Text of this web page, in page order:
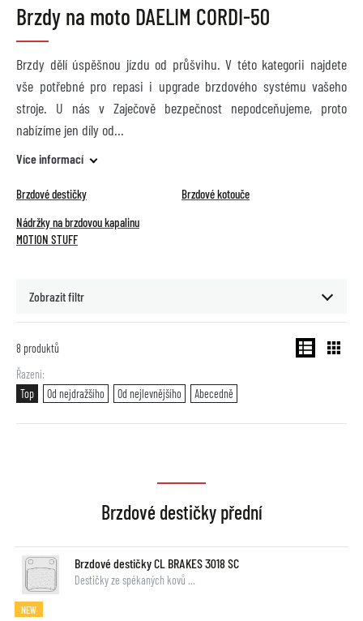
Brzdy na moto DAELIM CORDI-50
Brzdy dělí úspěšnou jízdu od průšvihu. V této kategorii najdete
vše potřebné pro repasi i upgrade brzdového systému vašeho
stroje. U nás v Zaječově bezpečnost nepodceňujeme, proto
nabízíme jen díly od
Více informací
Brzdové destičky
Brzdové kotouče
Nádržky na brzdovou kapalinu
MOTION STUFF
Zobrazit filtr
8 produktů
Řazení
Top
Od nejdražšího Od nejlevnějšího Abecedně
Brzdové destičky přední
Brzdové destičky CL BRAKES 3018 SC
Destičky ze spékaných kovů …
NEW